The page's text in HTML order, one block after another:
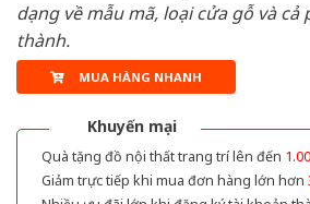
dạng về mẫu mã, loại cửa gỗ và cả
thành.
MUA HÀNG NHANH
Khuyến mại
Quà tặng đồ nội thất trang trí lên đến
Giảm trực tiếp khi mua đơn hàng lớn hơn